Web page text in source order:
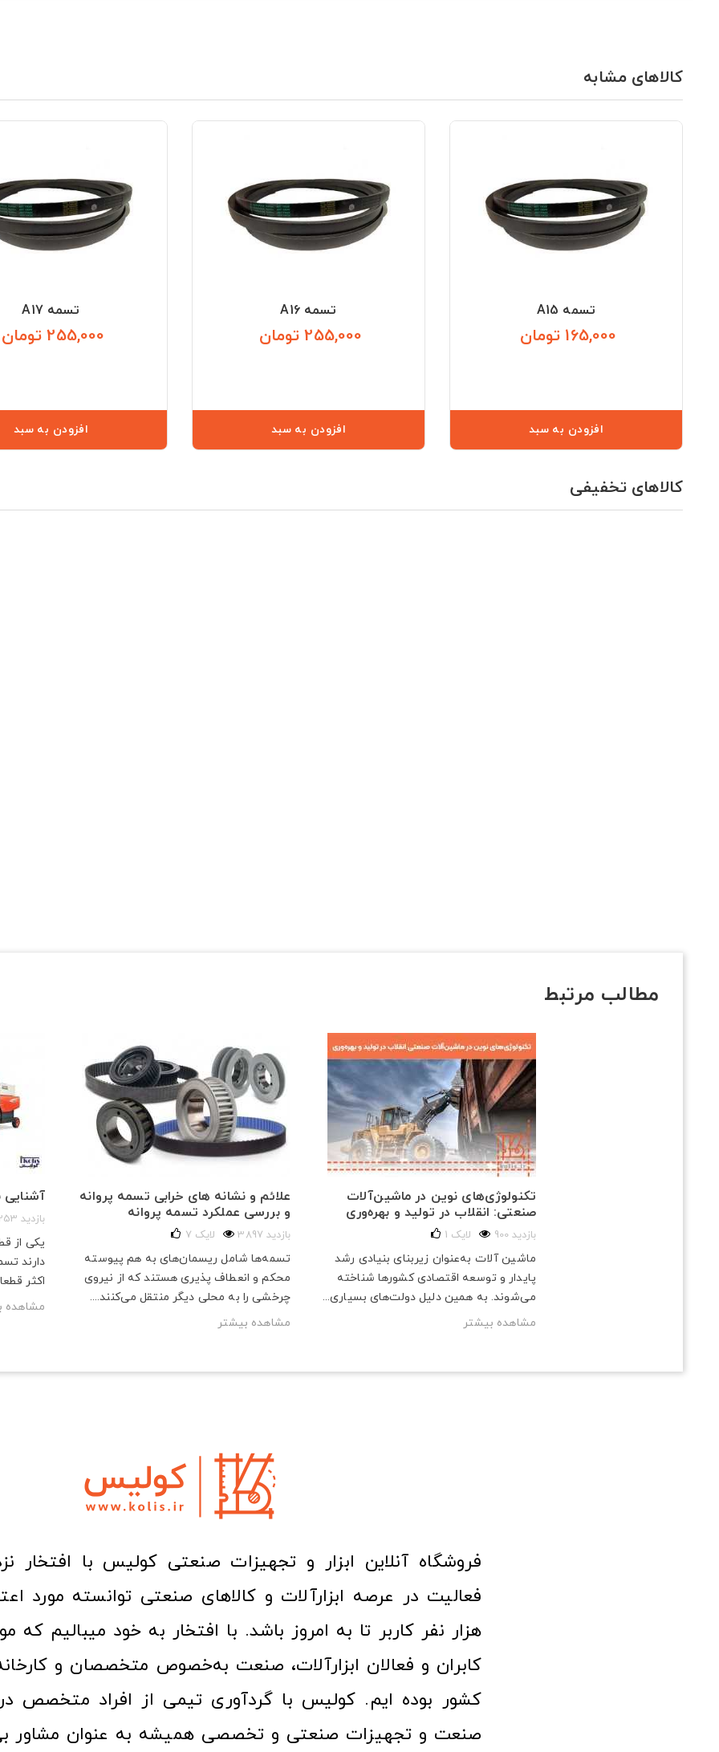
کالاهای مشابه
تسمه A15
165,000 تومان
افزودن به سبد
تسمه A16
255,000 تومان
افزودن به سبد
تسمه A17
255,000 تومان
افزودن به سبد
کالاهای تخفیفی
مطالب مرتبط
1253 بازدید
یکی از
دارند
اکثر
مشاهده
علائم و نشانه های خرابی تسمه پروانه
و بررسی عملکرد تسمه پروانه
3897 بازدید 7 لایک
تسمه‌ها شامل ریسمان‌های به هم پیوسته
محکم و انعطاف پذیری هستند که از نیروی
چرخشی را به محلی دیگر منتقل می‌کنند....
مشاهده بیشتر
تکنولوژی‌های نوین در ماشین‌آلات
صنعتی: انقلاب در تولید و بهره‌وری
900 بازدید 1 لایک
ماشین آلات به‌عنوان زیربنای بنیادی رشد
پایدار و توسعه اقتصادی کشورها شناخته
می‌شوند. به همین دلیل دولت‌های بسیاری...
مشاهده بیشتر
هزار نفر کاربر تا به امروز باشد. با افتخار به خود میبالیم که
کابران و فعالان ابزارآلات، صنعت به‌خصوص متخصصان و
کشور بوده ایم. کولیس با گردآوری تیمی از افراد متخصص در
صنعت و تجهیزات صنعتی و تخصصی همیشه به عنوان مشاور